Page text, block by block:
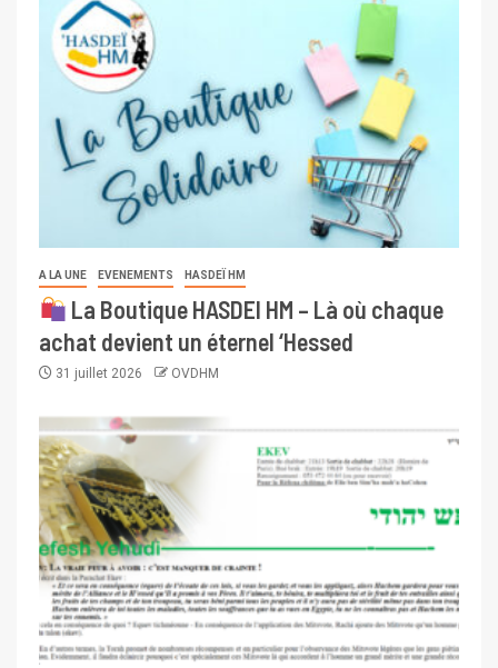
A LA UNE EVENEMENTS HASDEÏ HM
La Boutique HASDEI HM – Là où chaque
achat devient un éternel ‘Hessed
31 juillet 2026 OVDHM